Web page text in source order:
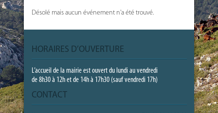
Désolé mais aucun événement n'a été trouvé.
HORAIRES D’OUVERTURE
L’accueil de la mairie est ouvert du lundi au vendredi
de 8h30 à 12h et de 14h à 17h30 (sauf vendredi 17h)
CONTACT